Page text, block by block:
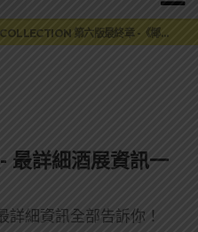
零關稅！烈酒產業再次迎來重磅利多
麥卡倫 THE HARMONY COLLECTION 第六版最終章 -《椰風煖韻》
瓶攜手頂呱呱 全新套餐限時登場
「MONSTER NIGHT OUT 魔爪特調之夜」盛夏刮起派對旋風！
關稅！烈酒產業再次迎來重磅利多
最詳細酒展資訊一
細資訊全部告訴你！